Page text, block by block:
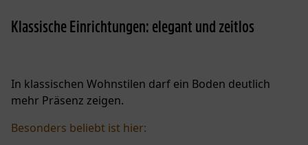
Klassische Einrichtungen: elegant und zeitlos
In klassischen Wohnstilen darf ein Boden deutlich
mehr Präsenz zeigen.
Besonders beliebt ist hier: